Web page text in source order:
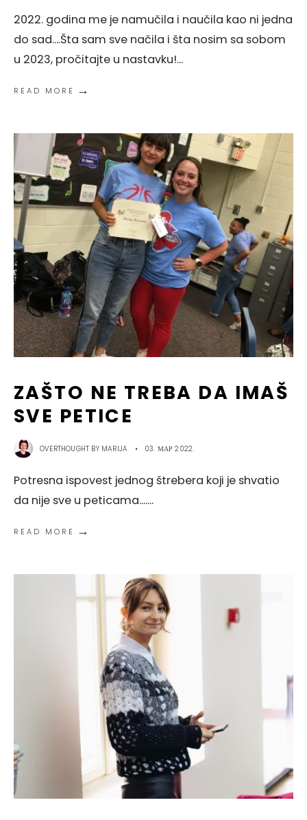
2022. godina me je namučila i naučila kao ni jedna
do sad....Šta sam sve načila i šta nosim sa sobom
u 2023, pročitajte u nastavku!...
READ MORE →
ZAŠTO NE TREBA DA IMAŠ
SVE PETICE
OVERTHOUGHT BY MARIJA • 03. МАР 2022.
Potresna ispovest jednog štrebera koji je shvatio
da nije sve u peticama.......
READ MORE →